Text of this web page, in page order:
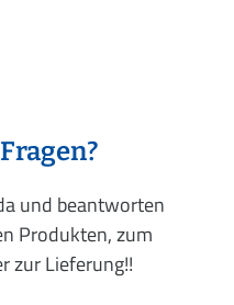
und beantworten
Produkten, zum
zur Lieferung!!